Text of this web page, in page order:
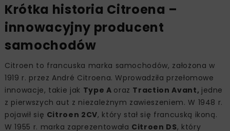
Krótka historia Citroena –
innowacyjny producent
samochodów
Citroen to francuska marka samochodów, założona w
1919 r. przez André Citroena. Wprowadziła przełomowe
innowacje, takie jak Type A oraz Traction Avant, jedne
z pierwszych aut z niezależnym zawieszeniem. W 1948 r.
pojawił się Citroen 2CV, który stał się francuską ikoną.
W 1955 r. marka zaprezentowała Citroen DS, który